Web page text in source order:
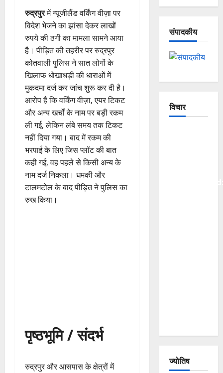
रुद्रपुरमें न्यूजीलैंड वर्किंग वीज़ा पर
विदेश भेजने का झांसा देकर लाखों
रुपये की ठगी का मामला सामने आया
है। पीड़ित की तहरीर पर रुद्रपुर
कोतवाली पुलिस ने सात लोगों के
खिलाफ धोखाधड़ी की धाराओं में
मुकदमा दर्ज कर जांच शुरू कर दी है।
आरोप है कि वर्किंग वीज़ा, एयर टिकट
और अन्य खर्चों के नाम पर बड़ी रकम
ली गई, लेकिन लंबे समय तक टिकट
नहीं दिया गया। बाद में रकम की
भरपाई के लिए जिस प्लॉट की बात
कही गई, वह पहले से किसी अन्य के
नाम दर्ज निकला। धमकी और
टालमटोल के बाद पीड़ित ने पुलिस का
रुख किया।
पृष्ठभूमि / संदर्भ
रुद्रपुर और आसपास के क्षेत्रों में
संपादकीय
विचार
ज्योतिष